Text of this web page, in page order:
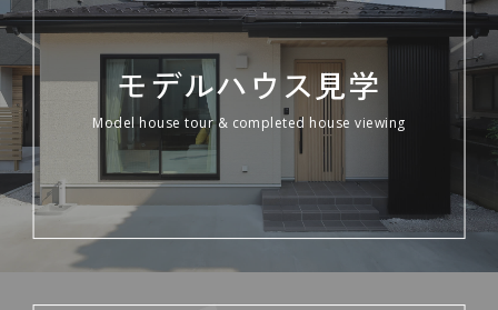
モデルハウス見学
Model house tour & completed house viewing